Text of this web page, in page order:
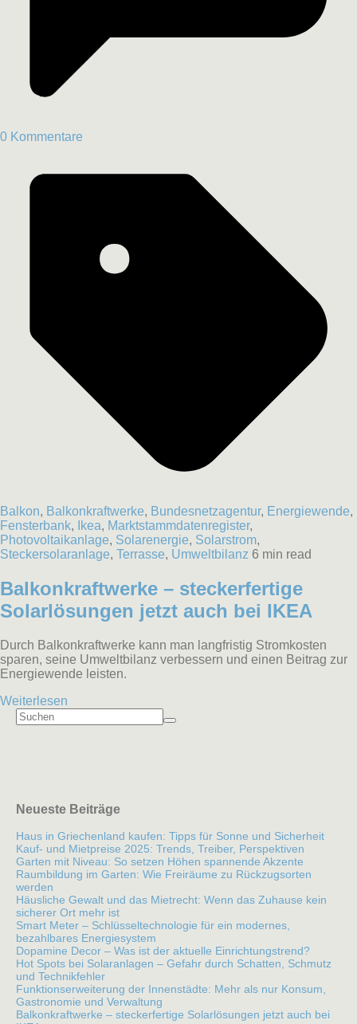
0 Kommentare
Balkon, Balkonkraftwerke, Bundesnetzagentur, Energiewende,
Fensterbank, Ikea, Marktstammdatenregister,
Photovoltaikanlage, Solarenergie, Solarstrom,
Steckersolaranlage, Terrasse, Umweltbilanz 6 min read
Balkonkraftwerke – steckerfertige
Solarlösungen jetzt auch bei IKEA
Durch Balkonkraftwerke kann man langfristig Stromkosten
sparen, seine Umweltbilanz verbessern und einen Beitrag zur
Energiewende leisten.
Weiterlesen
Neueste Beiträge
Haus in Griechenland kaufen: Tipps für Sonne und Sicherheit
Kauf- und Mietpreise 2025: Trends, Treiber, Perspektiven
Garten mit Niveau: So setzen Höhen spannende Akzente
Raumbildung im Garten: Wie Freiräume zu Rückzugsorten
werden
Häusliche Gewalt und das Mietrecht: Wenn das Zuhause kein
sicherer Ort mehr ist
Smart Meter – Schlüsseltechnologie für ein modernes,
bezahlbares Energiesystem
Dopamine Decor – Was ist der aktuelle Einrichtungstrend?
Hot Spots bei Solaranlagen – Gefahr durch Schatten, Schmutz
und Technikfehler
Funktionserweiterung der Innenstädte: Mehr als nur Konsum,
Gastronomie und Verwaltung
Balkonkraftwerke – steckerfertige Solarlösungen jetzt auch bei